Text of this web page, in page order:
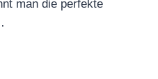
man die perfekte